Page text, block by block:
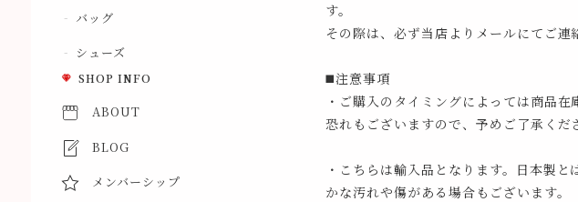
バッグ
シューズ
SHOP INFO
ABOUT
BLOG
メンバーシップ
す。
その際は、必ず当店よりメールにてご連
◼️注意事項
・ご購入のタイミングによっては商品
恐れもございますので、予めご了承くだ
・こちらは輸入品となります。日本製
かな汚れや傷がある場合もございます。